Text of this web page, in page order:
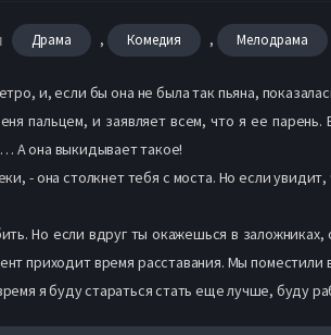
Драма , Комедия , Мелодрама
и, если бы она не была так пьяна,
пальцем, и заявляет всем, что я ее
А она выкидывает такое!
- она столкнет тебя с моста. Но если
Но если вдруг ты окажешься в
приходит время расставания. Мы
я буду стараться стать еще лучше, буду